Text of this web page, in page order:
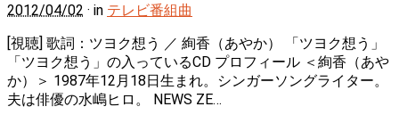
2012/04/02 · in テレビ番組曲
[視聴] 歌詞：ツヨク想う ／ 絢香（あやか） 「ツヨク想う」
「ツヨク想う」の入っているCD プロフィール ＜絢香（あや
か）＞ 1987年12月18日生まれ。シンガーソングライター。
夫は俳優の水嶋ヒロ。 NEWS ZE…